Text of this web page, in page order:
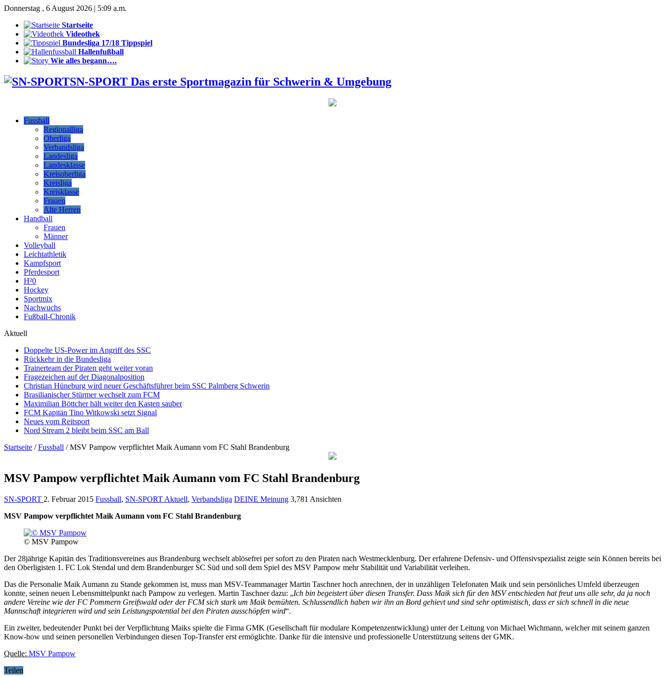
Donnerstag , 6 August 2026 | 5:09 a.m.
Startseite
Videothek
Bundesliga 17/18 Tippspiel
Hallenfußball
Wie alles begann….
SN-SPORT Das erste Sportmagazin für Schwerin & Umgebung
Fussball
Regionalliga
Oberliga
Verbandsliga
Landesliga
Landesklasse
Kreisoberliga
Kreisliga
Kreisklasse
Frauen
Alte Herren
Handball
Frauen
Männer
Volleyball
Leichtathletik
Kampfsport
Pferdesport
H²0
Hockey
Sportmix
Nachwuchs
Fußball-Chronik
Aktuell
Doppelte US-Power im Angriff des SSC
Rückkehr in die Bundesliga
Trainerteam der Piraten geht weiter voran
Fragezeichen auf der Diagonalposition
Christian Hüneburg wird neuer Geschäftsführer beim SSC Palmberg Schwerin
Brasilianischer Stürmer wechselt zum FCM
Maximilian Böttcher hält weiter den Kasten sauber
FCM Kapitän Tino Witkowski setzt Signal
Neues vom Reitsport
Nord Stream 2 bleibt beim SSC am Ball
Startseite / Fussball / MSV Pampow verpflichtet Maik Aumann vom FC Stahl Brandenburg
MSV Pampow verpflichtet Maik Aumann vom FC Stahl Brandenburg
SN-SPORT 2. Februar 2015 Fussball, SN-SPORT Aktuell, Verbandsliga DEINE Meinung 3,781 Ansichten
MSV Pampow verpflichtet Maik Aumann vom FC Stahl Brandenburg
© MSV Pampow
Der 28jährige Kapitän des Traditionsvereines aus Brandenburg wechselt ablösefrei per sofort zu den Piraten nach Westmecklenburg. Der erfahrene Defensiv- und Offensivspezialist zeigte sein Können bereits bei
den Oberligisten 1. FC Lok Stendal und dem Brandenburger SC Süd und soll dem Spiel des MSV Pampow mehr Stabilität und Variabilität verleihen.
Das die Personalie Maik Aumann zu Stande gekommen ist, muss man MSV-Teammanager Martin Taschner hoch anrechnen, der in unzähligen Telefonaten Maik und sein persönliches Umfeld überzeugen
konnte, seinen neuen Lebensmittelpunkt nach Pampow zu verlegen. Martin Taschner dazu: „Ich bin begeistert über diesen Transfer. Dass Maik sich für den MSV entschieden hat freut uns alle sehr, da ja noch
andere Vereine wie der FC Pommern Greifswald oder der FCM sich stark um Maik bemühten. Schlussendlich haben wir ihn an Bord gehievt und sind sehr optimistisch, dass er sich schnell in die neue
Mannschaft integrieren wird und sein Leistungspotential bei den Piraten ausschöpfen wird“.
Ein zweiter, bedeutender Punkt bei der Verpflichtung Maiks spielte die Firma GMK (Gesellschaft für modulare Kompetenzentwicklung) unter der Leitung von Michael Wichmann, welcher mit seinem ganzen
Know-how und seinen personellen Verbindungen diesen Top-Transfer erst ermöglichte. Danke für die intensive und professionelle Unterstützung seitens der GMK.
Quelle: MSV Pampow
Teilen